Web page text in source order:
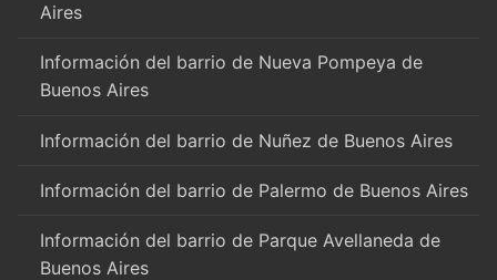
Aires
Información del barrio de Nueva Pompeya de
Buenos Aires
Información del barrio de Nuñez de Buenos Aires
Información del barrio de Palermo de Buenos Aires
Información del barrio de Parque Avellaneda de
Buenos Aires